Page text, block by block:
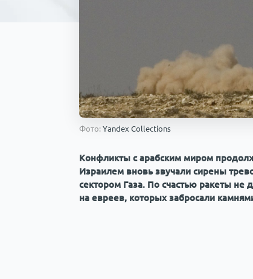
Фото: Yandex Collections
Конфликты с арабским миром
Израилем вновь звучали сирены
сектором Газа. По счастью ракеты не
на евреев, которых забросали